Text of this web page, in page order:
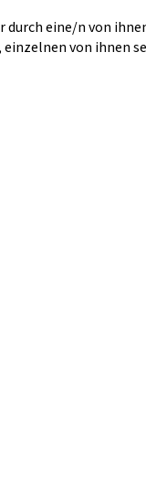
eine/n von
von ihnen